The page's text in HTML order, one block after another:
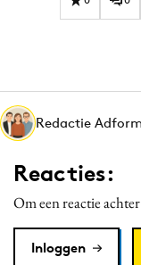
Effectiviteit
Interne communicatie
Martech
Merkstrategie
PR
Programmatic
Purpose Marketing
Redactie
Reacties:
Om een reactie
Inloggen